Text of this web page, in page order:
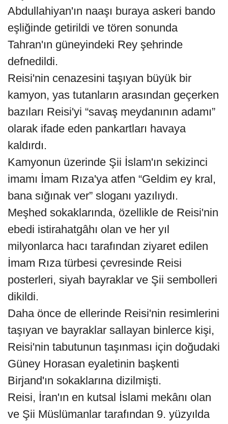
Abdullahiyan'ın naaşı buraya askeri bando
eşliğinde getirildi ve tören sonunda
Tahran'ın güneyindeki Rey şehrinde
defnedildi.
Reisi'nin cenazesini taşıyan büyük bir
kamyon, yas tutanların arasından geçerken
bazıları Reisi'yi “savaş meydanının adamı”
olarak ifade eden pankartları havaya
kaldırdı.
Kamyonun üzerinde Şii İslam'ın sekizinci
imamı İmam Rıza'ya atfen “Geldim ey kral,
bana sığınak ver” sloganı yazılıydı.
Meşhed sokaklarında, özellikle de Reisi'nin
ebedi istirahatgâhı olan ve her yıl
milyonlarca hacı tarafından ziyaret edilen
İmam Rıza türbesi çevresinde Reisi
posterleri, siyah bayraklar ve Şii sembolleri
dikildi.
Daha önce de ellerinde Reisi'nin resimlerini
taşıyan ve bayraklar sallayan binlerce kişi,
Reisi'nin tabutunun taşınması için doğudaki
Güney Horasan eyaletinin başkenti
Birjand'ın sokaklarına dizilmişti.
Reisi, İran'ın en kutsal İslami mekânı olan
ve Şii Müslümanlar tarafından 9. yüzyılda